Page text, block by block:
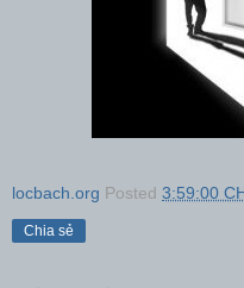
locbach.org Posted 3:59:00
Chia sẻ